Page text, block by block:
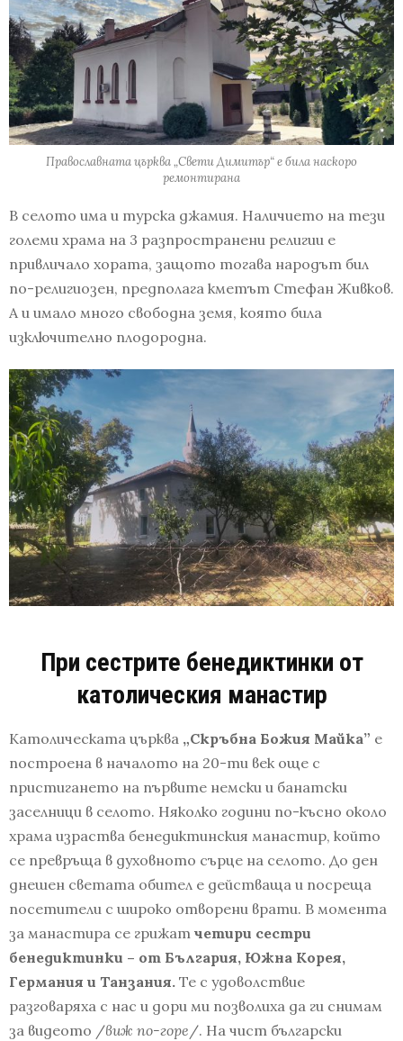
Православната църква „Свети Димитър“ е била наскоро
ремонтирана
В селото има и турска джамия. Наличието на тези
големи храма на 3 разпространени религии е
привличало хората, защото тогава народът бил
по-религиозен, предполага кметът Стефан Живков.
А и имало много свободна земя, която била
изключително плодородна.
При сестрите бенедиктинки от
католическия манастир
Католическата църква „Скръбна Божия Майка” е
построена в началото на 20-ти век още с
пристигането на първите немски и банатски
заселници в селото. Няколко години по-късно около
храма израства бенедиктинския манастир, който
се превръща в духовното сърце на селото. До ден
днешен светата обител е действаща и посреща
посетители с широко отворени врати. В момента
за манастира се грижат четири сестри
бенедиктинки – от България, Южна Корея,
Германия и Танзания. Те с удоволствие
разговаряха с нас и дори ми позволиха да ги снимам
за видеото /виж по-горе/. На чист български